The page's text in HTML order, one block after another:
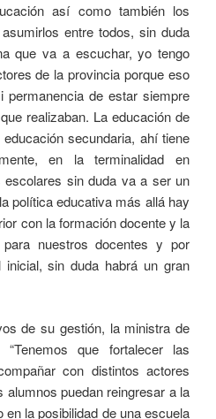
así como también los
entre todos, sin duda
que va a escuchar, yo tengo
de la provincia porque eso
permanencia de estar siempre
realizaban. La educación de
secundaria, ahí tiene
en la terminalidad en
escolares sin duda va a ser un
política educativa más allá hay
con la formación docente y la
para nuestros docentes y por
sin duda habrá un gran
de su gestión, la ministra de
que fortalecer las
con distintos actores
alumnos puedan reingresar a la
la posibilidad de una escuela